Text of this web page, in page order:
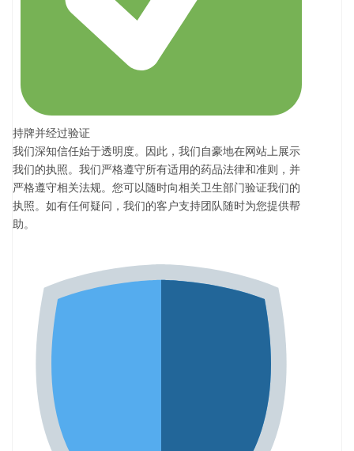
持牌并经过验证
我们深知信任始于透明度。因此，我们自豪地在网站上展示
我们的执照。我们严格遵守所有适用的药品法律和准则，并
严格遵守相关法规。您可以随时向相关卫生部门验证我们的
执照。如有任何疑问，我们的客户支持团队随时为您提供帮
助。